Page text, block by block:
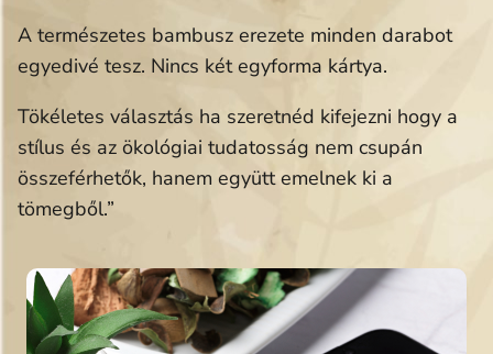
A természetes bambusz erezete minden darabot
egyedivé tesz. Nincs két egyforma kártya.
Tökéletes választás ha szeretnéd kifejezni hogy a
stílus és az ökológiai tudatosság nem csupán
összeférhetők, hanem együtt emelnek ki a
tömegből.”